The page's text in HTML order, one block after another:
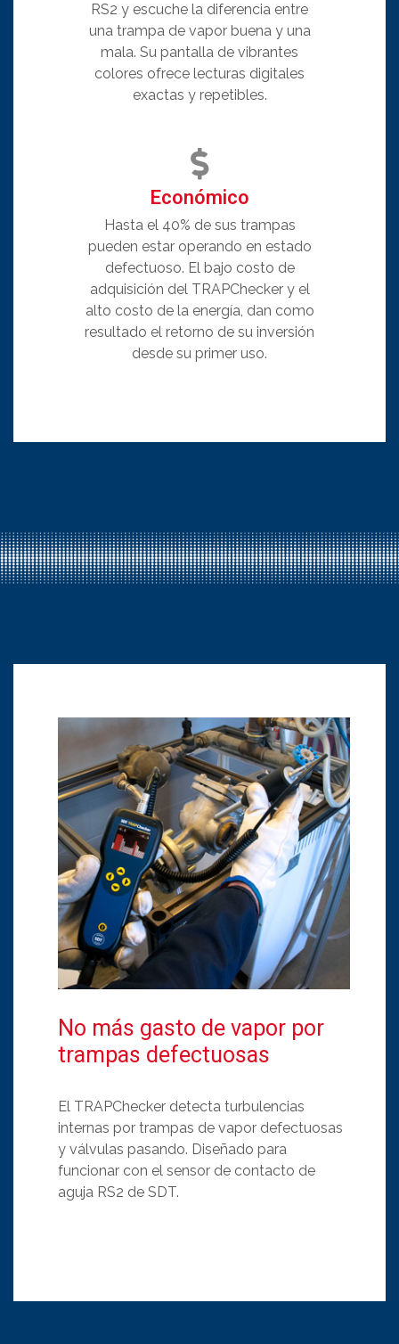
RS2 y escuche la diferencia entre
una trampa de vapor buena y una
mala. Su pantalla de vibrantes
colores ofrece lecturas digitales
exactas y repetibles.
Económico
Hasta el 40% de sus trampas
pueden estar operando en estado
defectuoso. El bajo costo de
adquisición del TRAPChecker y el
alto costo de la energía, dan como
resultado el retorno de su inversión
desde su primer uso.
No más gasto de vapor por
trampas defectuosas
El TRAPChecker detecta turbulencias
internas por trampas de vapor defectuosas
y válvulas pasando. Diseñado para
funcionar con el sensor de contacto de
aguja RS2 de SDT.